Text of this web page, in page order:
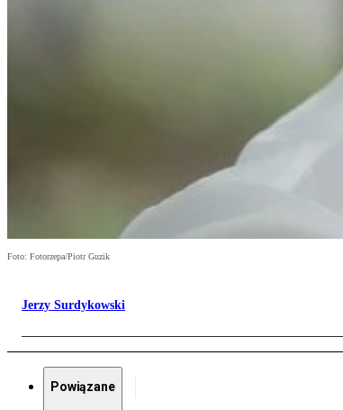
Foto: Fotorzepa/Piotr Guzik
Jerzy Surdykowski
Powiązane